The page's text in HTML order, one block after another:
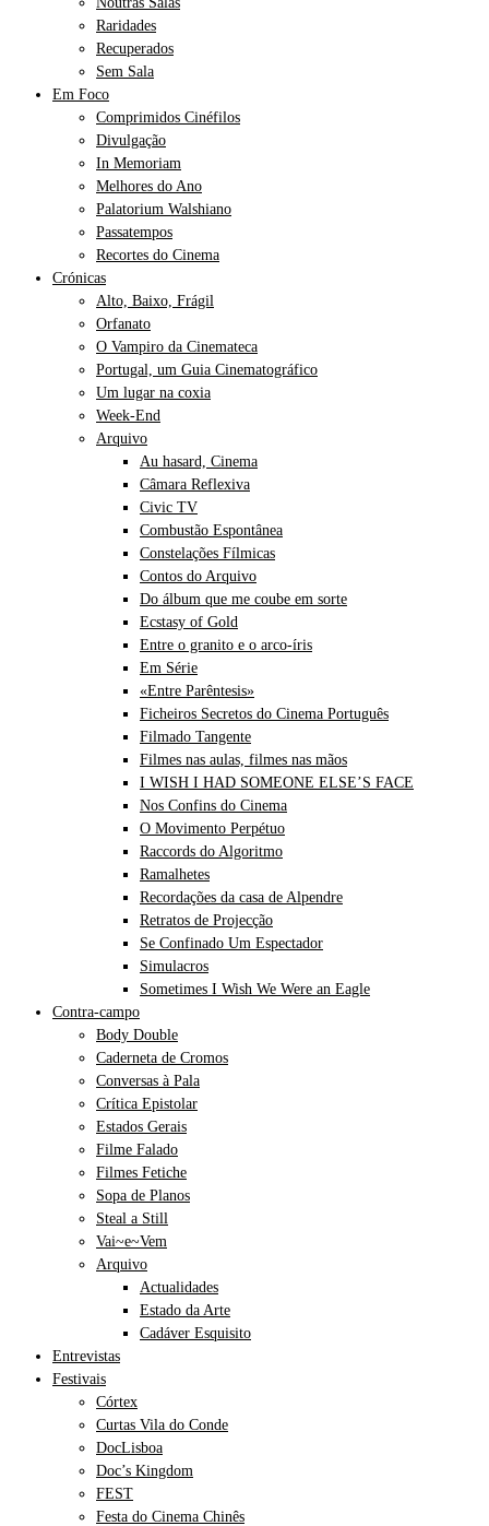
Raridades
Recuperados
Sem Sala
Em Foco
Comprimidos Cinéfilos
Divulgação
In Memoriam
Melhores do Ano
Palatorium Walshiano
Passatempos
Recortes do Cinema
Crónicas
Alto, Baixo, Frágil
Orfanato
O Vampiro da Cinemateca
Portugal, um Guia Cinematográfico
Um lugar na coxia
Week-End
Arquivo
Au hasard, Cinema
Câmara Reflexiva
Civic TV
Combustão Espontânea
Constelações Fílmicas
Contos do Arquivo
Do álbum que me coube em sorte
Ecstasy of Gold
Entre o granito e o arco-íris
Em Série
«Entre Parêntesis»
Ficheiros Secretos do Cinema Português
Filmado Tangente
Filmes nas aulas, filmes nas mãos
I WISH I HAD SOMEONE ELSE’S FACE
Nos Confins do Cinema
O Movimento Perpétuo
Raccords do Algoritmo
Ramalhetes
Recordações da casa de Alpendre
Retratos de Projecção
Se Confinado Um Espectador
Simulacros
Sometimes I Wish We Were an Eagle
Contra-campo
Body Double
Caderneta de Cromos
Conversas à Pala
Crítica Epistolar
Estados Gerais
Filme Falado
Filmes Fetiche
Sopa de Planos
Steal a Still
Vai~e~Vem
Arquivo
Actualidades
Estado da Arte
Cadáver Esquisito
Entrevistas
Festivais
Córtex
Curtas Vila do Conde
DocLisboa
Doc’s Kingdom
FEST
Festa do Cinema Chinês